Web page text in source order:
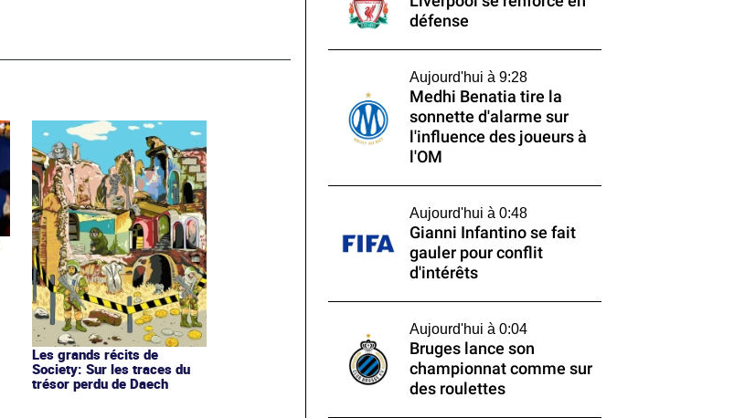
Les grands récits de
Society: Sur les traces du
trésor perdu de Daech
défense
Aujourd'hui à 9:28
Medhi Benatia tire la
sonnette d'alarme sur
l'influence des joueurs à
l'OM
Aujourd'hui à 0:48
Gianni Infantino se fait
gauler pour conflit
d'intérêts
Aujourd'hui à 0:04
Bruges lance son
championnat comme sur
des roulettes